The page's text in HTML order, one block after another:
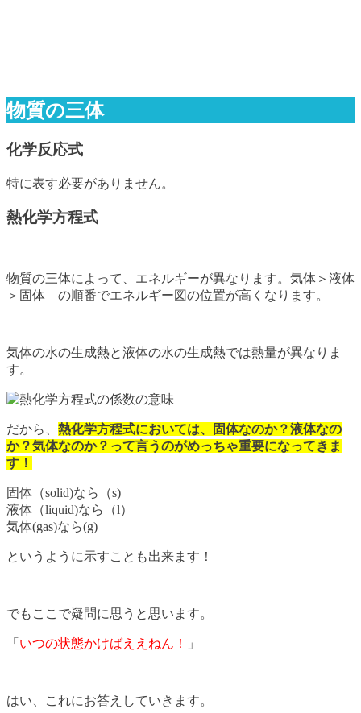
物質の三体
化学反応式
特に表す必要がありません。
熱化学方程式
物質の三体によって、エネルギーが異なります。気体＞液体
＞固体 の順番でエネルギー図の位置が高くなります。
気体の水の生成熱と液体の水の生成熱では熱量が異なりま
す。
だから、 熱化学方程式においては、固体なのか？液体なの
か？気体なのか？って言うのがめっちゃ重要になってきま
す！
固体（solid)なら（s)
液体（liquid)なら（l）
気体(gas)なら(g)
というように示すことも出来ます！
でもここで疑問に思うと思います。
「 いつの状態かけばええねん！ 」
はい、これにお答えしていきます。